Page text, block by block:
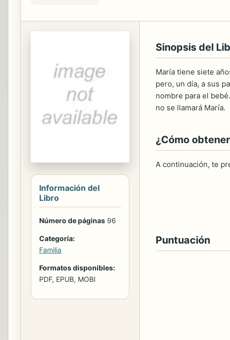
Información del
Libro
Número de páginas 96
Categoría:
Familia
Formatos disponibles:
PDF, EPUB, MOBI
Sinopsis del
María tiene siete
pero, un día, a sus
nombre para el
no se llamará María.
¿Cómo
A continuación, te
Puntuación